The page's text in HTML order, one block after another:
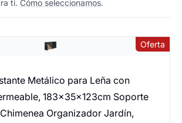
ti. Cómo seleccionamos.
Oferta
Metálico para Leña con
183×35×123cm Soporte
Organizador Jardín,